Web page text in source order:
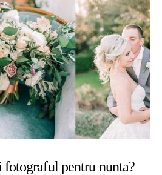
fotograful pentru nunta?